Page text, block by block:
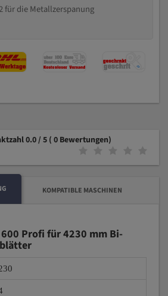
für die Metallzerspanung
0.0 / 5 ( 0 Bewertungen)
KOMPATIBLE MASCHINEN
600 Profi für 4230 mm Bi-